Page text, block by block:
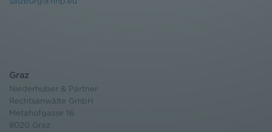
Graz
Niederhuber & Partner
Rechtsanwälte GmbH
Metahofgasse 16
8020 Graz